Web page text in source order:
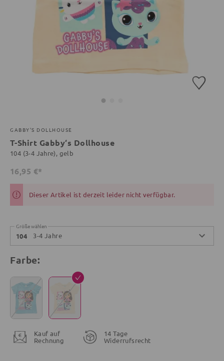
GABBY'S DOLLHOUSE
T-Shirt Gabby‘s Dollhouse
104 (3-4 Jahre), gelb
16,95 €*
Dieser Artikel ist derzeit leider nicht verfügbar.
Größe wählen
104 3-4 Jahre
Farbe:
Kauf auf
Rechnung
14 Tage
Widerrufsrecht